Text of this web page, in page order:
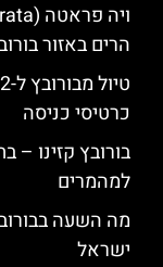
הרים באזור
כרטיסי כניסה
בורובץ קזינו –
למהמרים
מה השעה
ישראל